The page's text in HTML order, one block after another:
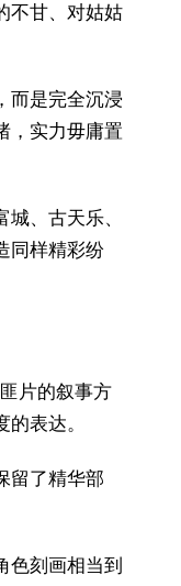
不甘、对姑姑
而是完全沉浸
，实力毋庸置
、古天乐、
同样精彩纷
片的叙事方
表达。
留了精华部
色刻画相当到